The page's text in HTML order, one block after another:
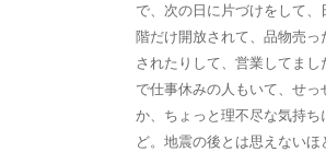
で、次の日に片づけをして、
階だけ開放されて、品物売
されたりして、営業してま
で仕事休みの人もいて、せっ
か、ちょっと理不尽な気持ち
ど。地震の後とは思えない